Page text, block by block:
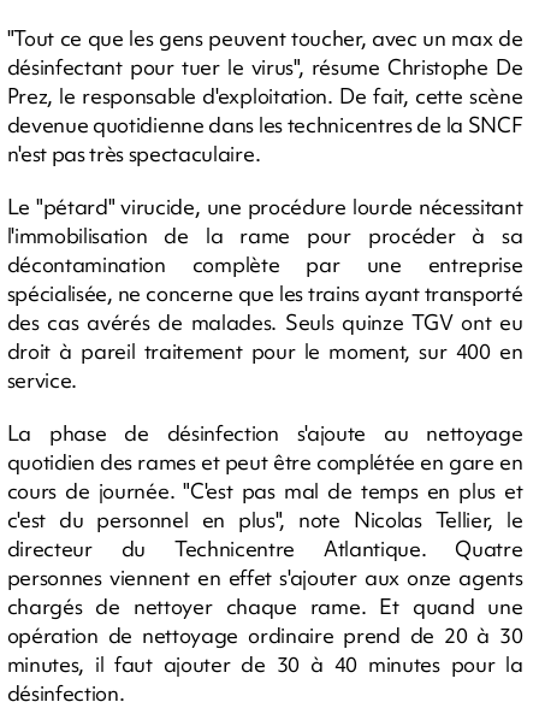
"Tout ce que les gens peuvent toucher, avec un max de
désinfectant pour tuer le virus", résume Christophe De
Prez, le responsable d'exploitation. De fait, cette scène
devenue quotidienne dans les technicentres de la SNCF
n'est pas très spectaculaire.
Le "pétard" virucide, une procédure lourde nécessitant
l'immobilisation de la rame pour procéder à sa
décontamination complète par une entreprise
spécialisée, ne concerne que les trains ayant transporté
des cas avérés de malades. Seuls quinze TGV ont eu
droit à pareil traitement pour le moment, sur 400 en
service.
La phase de désinfection s'ajoute au nettoyage
quotidien des rames et peut être complétée en gare en
cours de journée. "C'est pas mal de temps en plus et
c'est du personnel en plus", note Nicolas Tellier, le
directeur du Technicentre Atlantique. Quatre
personnes viennent en effet s'ajouter aux onze agents
chargés de nettoyer chaque rame. Et quand une
opération de nettoyage ordinaire prend de 20 à 30
minutes, il faut ajouter de 30 à 40 minutes pour la
désinfection.